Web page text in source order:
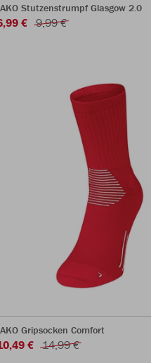
Stutzenstrumpf Glasgow 2.0
€ 9,99 €
Gripsocken Comfort
€ 14,99 €